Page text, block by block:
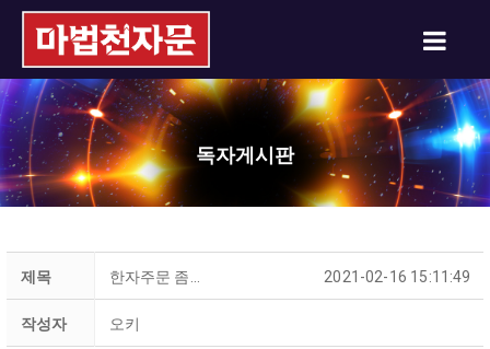
독자게시판
제목 한자주문 좀... 2021-02-16 15:11:49
작성자 오키